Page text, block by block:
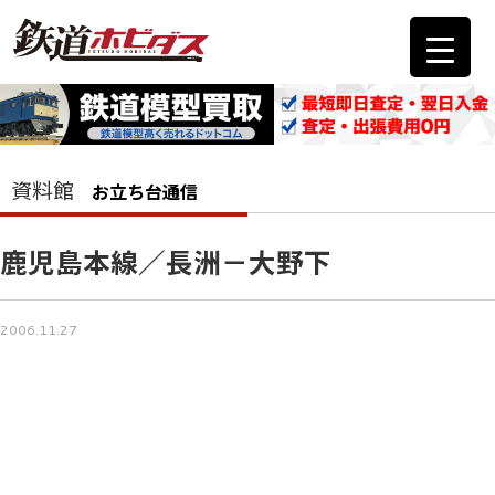
資料館 お立ち台通信
鹿児島本線／長洲－大野下
2006.11.27